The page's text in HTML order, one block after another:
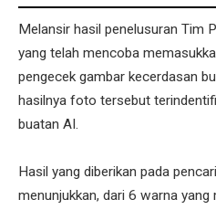
Melansir hasil penelusuran Tim
yang telah mencoba
pengecek gambar kecerdasan
hasilnya foto tersebut
buatan AI.
Hasil yang diberikan pada
menunjukkan, dari 6 warna